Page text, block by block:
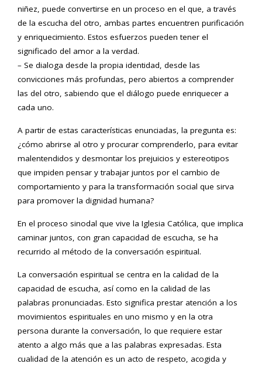
niñez, puede convertirse en un proceso en el que, a través
de la escucha del otro, ambas partes encuentren purificación
y enriquecimiento. Estos esfuerzos pueden tener el
significado del amor a la verdad.
– Se dialoga desde la propia identidad, desde las
convicciones más profundas, pero abiertos a comprender
las del otro, sabiendo que el diálogo puede enriquecer a
cada uno.
A partir de estas características enunciadas, la pregunta es:
¿cómo abrirse al otro y procurar comprenderlo, para evitar
malentendidos y desmontar los prejuicios y estereotipos
que impiden pensar y trabajar juntos por el cambio de
comportamiento y para la transformación social que sirva
para promover la dignidad humana?
En el proceso sinodal que vive la Iglesia Católica, que implica
caminar juntos, con gran capacidad de escucha, se ha
recurrido al método de la conversación espiritual.
La conversación espiritual se centra en la calidad de la
capacidad de escucha, así como en la calidad de las
palabras pronunciadas. Esto significa prestar atención a los
movimientos espirituales en uno mismo y en la otra
persona durante la conversación, lo que requiere estar
atento a algo más que a las palabras expresadas. Esta
cualidad de la atención es un acto de respeto, acogida y